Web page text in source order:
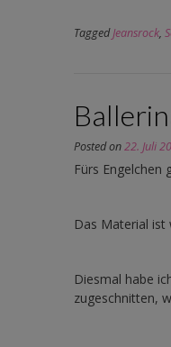
TaggedJeansrock,
Posted on22. Juli
Fürs Engelchen
Das Material ist
Diesmal habe
zugeschnitten,